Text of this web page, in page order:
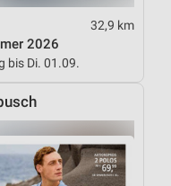
32,9 km
2026
bis Di. 01.09.